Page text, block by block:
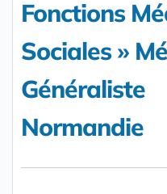
Fonctions
Sociales »
Généraliste
Normandie